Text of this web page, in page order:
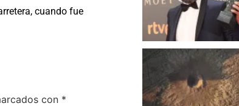
cuando fue
con *